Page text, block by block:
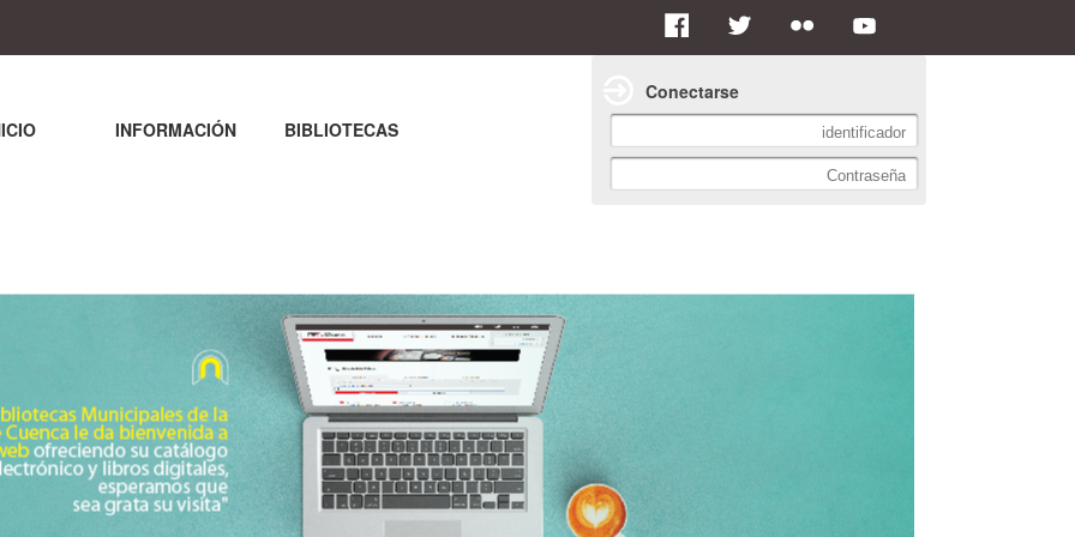
INFORMACIÓN BIBLIOTECAS
Conectarse